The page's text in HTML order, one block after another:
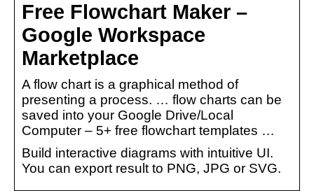
Free Flowchart Maker –
Google Workspace
Marketplace
A flow chart is a graphical method of
presenting a process. … flow charts can be
saved into your Google Drive/Local
Computer – 5+ free flowchart templates …
Build interactive diagrams with intuitive UI.
You can export result to PNG, JPG or SVG.